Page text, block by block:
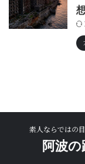
素人ならではの
阿波